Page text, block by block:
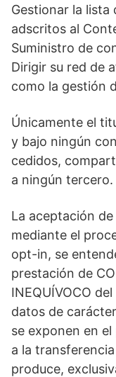
Gestionar la lista
adscritos al
Suministro de
Dirigir su red de
como la gestión
Únicamente el
y bajo ningún
cedidos,
a ningún tercero.
La aceptación
mediante el
opt-in, se
prestación de
INEQUÍVOCO
datos de
se exponen en
a la
produce,